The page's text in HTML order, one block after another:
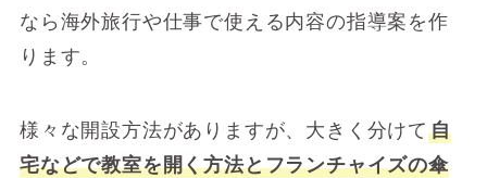
なら海外旅行や仕事で使える内容の指導案を作
ります。
様々な開設方法がありますが、大きく分けて自
宅などで教室を開く方法とフランチャイズの傘